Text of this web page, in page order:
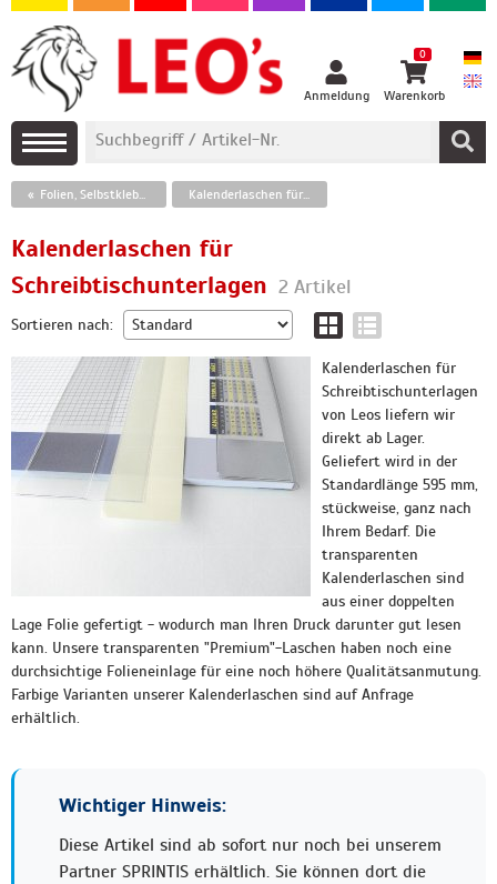
Anmeldung
0
Warenkorb
Folien, Selbstklebetaschen und Klebebänder Kalenderlaschen für Schreibtischunterlagen
Kalenderlaschen für
Schreibtischunterlagen 2 Artikel
Sortieren nach:
Kalenderlaschen für
Schreibtischunterlagen
von Leos liefern wir
direkt ab Lager.
Geliefert wird in der
Standardlänge 595 mm,
stückweise, ganz nach
Ihrem Bedarf. Die
transparenten
Kalenderlaschen sind
aus einer doppelten
Lage Folie gefertigt - wodurch man Ihren Druck darunter gut lesen
kann. Unsere transparenten "Premium"-Laschen haben noch eine
durchsichtige Folieneinlage für eine noch höhere Qualitätsanmutung.
Farbige Varianten unserer Kalenderlaschen sind auf Anfrage
erhältlich.
Wichtiger Hinweis:
Diese Artikel sind ab sofort nur noch bei unserem
Partner SPRINTIS erhältlich. Sie können dort die